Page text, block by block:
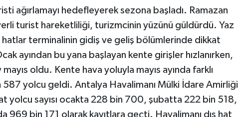
ağırlamayı hedefleyerek sezona başladı. Ramazan
turist hareketliliği, turizmcinin yüzünü güldürdü. Yaz
hatlar terminalinin gidiş ve geliş bölümlerinde dikkat
ayından bu yana başlayan kente girişler hızlanırken,
oldu. Kente hava yoluyla mayıs ayında farklı
yolcu geldi. Antalya Havalimanı Mülki İdare Amirliği
yolcu sayısı ocakta 228 bin 700, şubatta 222 bin 518,
bin 171 olarak kayıtlara geçti. Havalimanı dış hat